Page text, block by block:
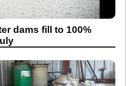
dams fill to 100%